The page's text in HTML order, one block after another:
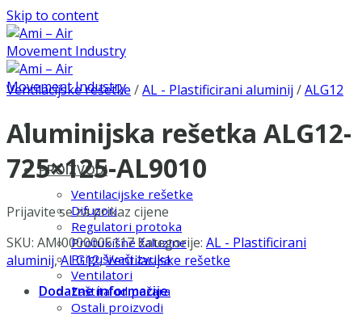
Skip to content
PROIZVODI
Ventilacijske rešetke
Difuzori
Regulatori protoka
Protukišne žaluzine
Prigušivači zvuka
Ventilatori
Zaštita od požara
Ostali proizvodi
Ventilacijske rešetke /AL - Plastificirani aluminij /ALG12
Aluminijska rešetka ALG12-
725×125-AL9010
Prijavite se za prikaz cijene
SKU: AMI0000005117 Kategorije: AL - Plastificirani
aluminij,ALG12,Ventilacijske rešetke
Dodatne informacije